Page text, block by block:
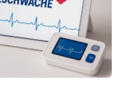
um deren
zu steigern. MiHUBx ist